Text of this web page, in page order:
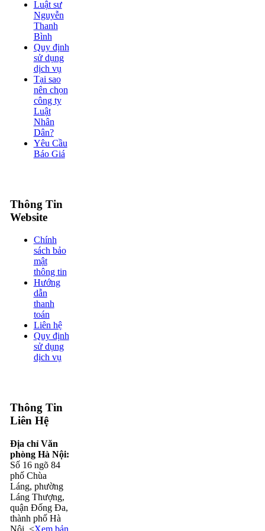
Luật sư
Nguyễn
Thanh
Bình
Quy định
sử dụng
dịch vụ
Tại sao
nên chọn
công ty
Luật
Nhân
Dân?
Yêu Cầu
Báo Giá
Thông Tin
Website
Chính
sách bảo
mật
thông tin
Hướng
dẫn
thanh
toán
Liên hệ
Quy định
sử dụng
dịch vụ
Thông Tin
Liên Hệ
Địa chỉ Văn
phòng Hà Nội:
Số 16 ngõ 84
phố Chùa
Láng, phường
Láng Thượng,
quận Đống Đa,
thành phố Hà
Nội. <Xem bản